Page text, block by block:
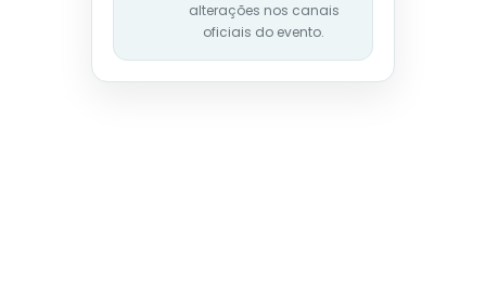
alterações nos canais
oficiais do evento.